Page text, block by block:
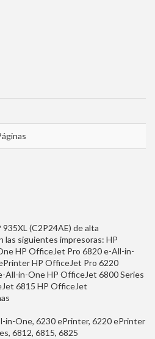
(C2P24AE) de alta
las siguientes impresoras: HP
HP OfficeJet Pro 6820 e-All-in-
HP OfficeJet Pro 6220
All-in-One HP OfficeJet 6800 Series
6815 HP OfficeJet
in-One, 6230 ePrinter, 6220 ePrinter
6812, 6815, 6825